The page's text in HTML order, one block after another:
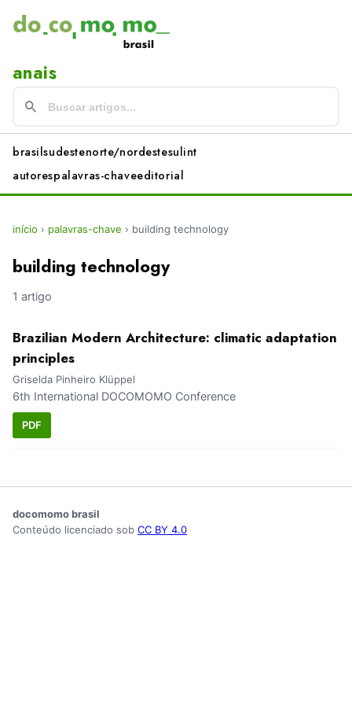
anais
brasilsudestenorte/nordestesulint
autorespalavras-chaveeditorial
início › palavras-chave › building technology
building technology
1 artigo
Brazilian Modern Architecture: climatic adaptation
principles
Griselda Pinheiro Klüppel
6th International DOCOMOMO Conference
PDF
docomomo brasil
Conteúdo licenciado sob CC BY 4.0